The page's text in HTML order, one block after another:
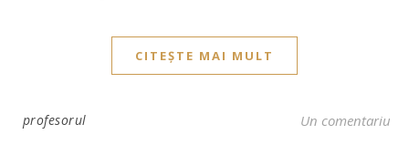
CITEȘTE MAI MULT
profesorul Un comentariu